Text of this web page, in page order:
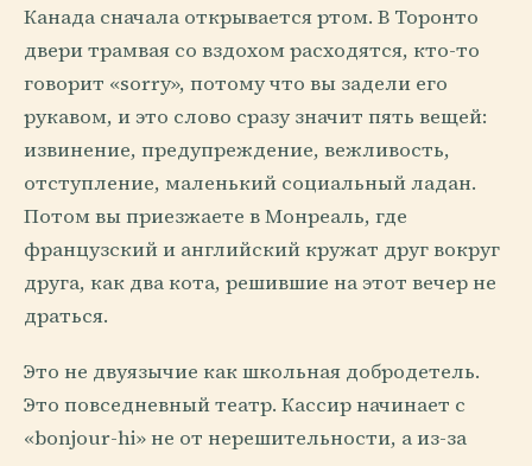
Канада сначала открывается ртом. В Торонто
двери трамвая со вздохом расходятся, кто-то
говорит «sorry», потому что вы задели его
рукавом, и это слово сразу значит пять вещей:
извинение, предупреждение, вежливость,
отступление, маленький социальный ладан.
Потом вы приезжаете в Монреаль, где
французский и английский кружат друг вокруг
друга, как два кота, решившие на этот вечер не
драться.
Это не двуязычие как школьная добродетель.
Это повседневный театр. Кассир начинает с
«bonjour-hi» не от нерешительности, а из-за